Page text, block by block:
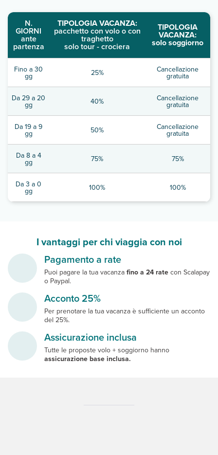
N.
GIORNI
ante
partenza
TIPOLOGIA VACANZA:
pacchetto con volo o con
traghetto
solo tour - crociera
TIPOLOGIA
VACANZA:
solo soggiorno
Fino a 30
gg 25% Cancellazione
gratuita
Da 29 a 20
gg 40% Cancellazione
gratuita
Da 19 a 9
gg 50% Cancellazione
gratuita
Da 8 a 4
gg 75% 75%
Da 3 a 0
gg 100% 100%
I vantaggi per chi viaggia con noi
Pagamento a rate
Puoi pagare la tua vacanza fino a 24 rate con Scalapay
o Paypal.
Acconto 25%
Per prenotare la tua vacanza è sufficiente un acconto
del 25%.
Assicurazione inclusa
Tutte le proposte volo + soggiorno hanno
assicurazione base inclusa.